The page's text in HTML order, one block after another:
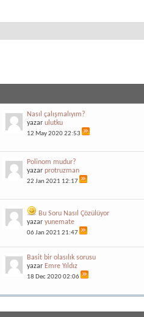
Nasıl çalışmalıyım?
yazarulutku
12 May 202022:53
Polinom mudur?
yazarprotruzman
22 Jan 2021 12:17
Bu Soru Nasıl Çözülüyor
yazaryunemate
06 Jan 202121:47
Basit bir olasılık sorusu
yazar Emre Yıldız
18 Dec 202002:06